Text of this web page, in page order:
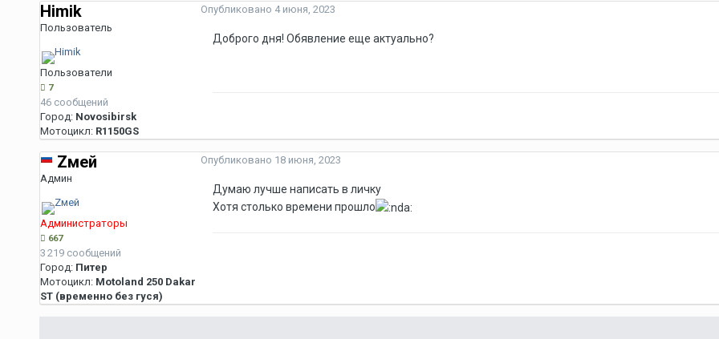
Himik
Пользователь
Пользователи
7
46 сообщений
Город: Novosibirsk
Мотоцикл: R1150GS
Опубликовано 4 июня, 2023
Доброго дня! Обявление еще актуально?
Zмей
Админ
Администраторы
667
3 219 сообщений
Город: Питер
Мотоцикл: Motoland 250 Dakar
ST (временно без гуся)
Опубликовано 18 июня, 2023
Думаю лучше написать в личку
Хотя столько времени прошло